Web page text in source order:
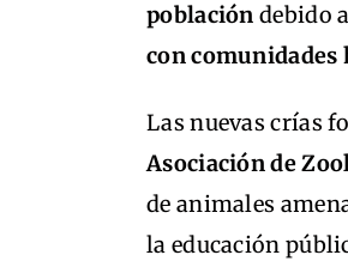
población debido
con comunidades
Las nuevas crías
Asociación de
de animales
la educación